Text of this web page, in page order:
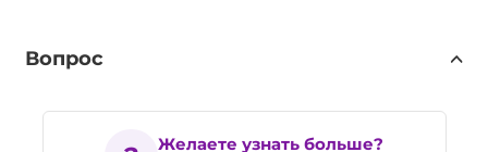
Вопрос
Желаете узнать больше?